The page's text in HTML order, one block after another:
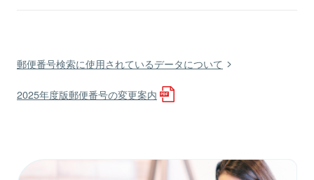
郵便番号検索に使用されているデータについて
2025年度版郵便番号の変更案内